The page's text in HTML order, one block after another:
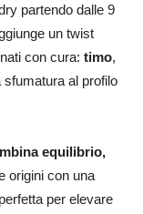
partendo dalle 9
un twist
con cura: timo,
sfumatura al profilo
equilibrio,
origini con una
per elevare